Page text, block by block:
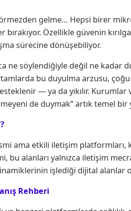
gelme… Hepsi birer
bırakıyor. Özellikle güvenin
sürecine dönüşebiliyor.
ne söylendiğiyle değil ne kadar
bu duyulma arzusu,
— ya da yıkılır.
de duymak” artık temel
ama etkili iletişim
bu alanları yalnızca iletişim
işlediği dijital alanlar
Rehberi